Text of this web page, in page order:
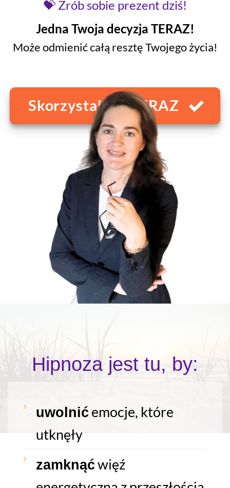
💝 Zrób sobie prezent dziś!
Jedna Twoja decyzja TERAZ!
Może odmienić całą resztę Twojego życia!
Skorzystaj już TERAZ
Hipnoza jest tu, by:
uwolnić emocje, które
utknęły
zamknąćwięź